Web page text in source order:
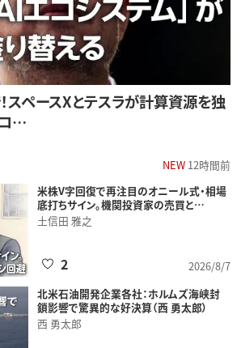
スペースXとテスラが計算資源を独
…
NEW12時間前
米株V字回復で再注目のオニール式・相場
底打ちサイン。機関投資家の売買と…
土信田 雅之
2026/8/7
2
北米石油開発企業各社：ホルムズ海峡封
鎖影響で驚異的な好決算（西 勇太郎）
西 勇太郎